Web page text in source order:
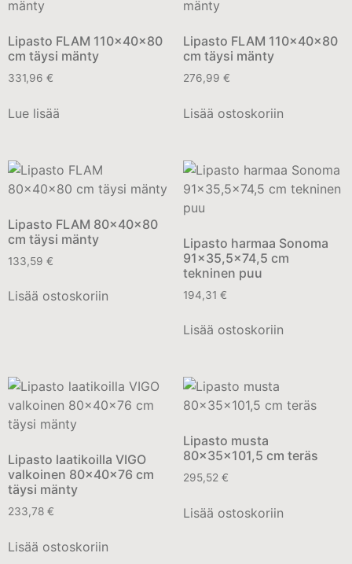
Lipasto FLAM 110x40x80
cm täysi mänty
331,96 €
Lue lisää
Lipasto FLAM 110x40x80
cm täysi mänty
276,99 €
Lisää ostoskoriin
Lipasto FLAM 80x40x80
cm täysi mänty
133,59 €
Lisää ostoskoriin
Lipasto harmaa Sonoma
91×35,5×74,5 cm
tekninen puu
194,31 €
Lisää ostoskoriin
Lipasto laatikoilla VIGO
valkoinen 80x40x76 cm
täysi mänty
233,78 €
Lisää ostoskoriin
Lipasto musta
80x35x101,5 cm teräs
295,52 €
Lisää ostoskoriin